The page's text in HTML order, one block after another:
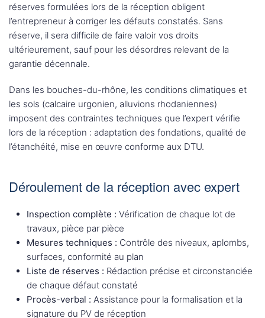
réserves formulées lors de la réception obligent
l’entrepreneur à corriger les défauts constatés. Sans
réserve, il sera difficile de faire valoir vos droits
ultérieurement, sauf pour les désordres relevant de la
garantie décennale.
Dans les bouches-du-rhône, les conditions climatiques et
les sols (calcaire urgonien, alluvions rhodaniennes)
imposent des contraintes techniques que l’expert vérifie
lors de la réception : adaptation des fondations, qualité de
l’étanchéité, mise en œuvre conforme aux DTU.
Déroulement de la réception avec expert
Inspection complète : Vérification de chaque lot de
travaux, pièce par pièce
Mesures techniques : Contrôle des niveaux, aplombs,
surfaces, conformité au plan
Liste de réserves : Rédaction précise et circonstanciée
de chaque défaut constaté
Procès-verbal : Assistance pour la formalisation et la
signature du PV de réception